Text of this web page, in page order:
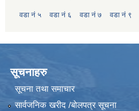
वडा नं ५ वडा नं ६ वडा नं ७ वडा नं ९
सूचनाहरु
सूचना तथा समाचार
सार्वजनिक खरीद /बोलपत्र सूचना